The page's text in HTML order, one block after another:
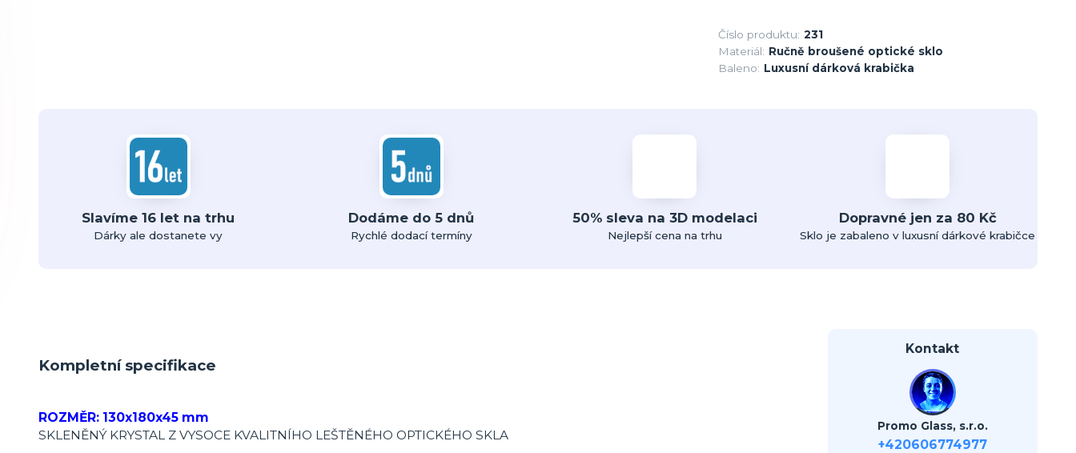
Číslo produktu: 231
Materiál: Ručně broušené optické sklo
Baleno: Luxusní dárková krabička
Slavíme 16 let na trhu
Dárky ale dostanete vy
Dodáme do 5 dnů
Rychlé dodací termíny
50% sleva na 3D modelaci
Nejlepší cena na trhu
Dopravné jen za 80 Kč
Sklo je zabaleno v luxusní dárkové krabičce
Kompletní specifikace
ROZMĚR: 130x180x45 mm
SKLENĚNÝ KRYSTAL Z VYSOCE KVALITNÍHO LEŠTĚNÉHO OPTICKÉHO SKLA
Kontakt
Promo Glass, s.r.o.
+420606774977